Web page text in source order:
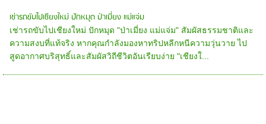
เช่ารถขับไปเชียงใหม่ ปักหมุด ป่าเมี่ยง แม่แจ่ม
เช่ารถขับไปเชียงใหม่ ปักหมุด "ป่าเมี่ยง แม่แจ่ม" สัมผัสธรรมชาติและ
ความสงบที่แท้จริง หากคุณกำลังมองหาทริปหลีกหนีความวุ่นวาย ไป
สูดอากาศบริสุทธิ์และสัมผัสวิถีชีวิตอันเรียบง่าย "เชียงใ...